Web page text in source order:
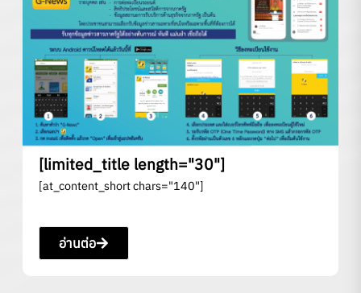
[limited_title length="30"]
[at_content_short chars="140"]
อ่านต่อ